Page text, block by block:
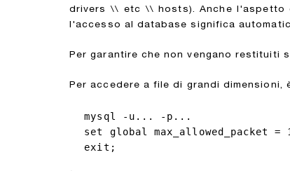
drivers \\ etc \\ hosts). Anche l'aspetto
l'accesso al database significa
Per garantire che non vengano restituiti
Per accedere a file di grandi dimensioni,
mysql -u... -p...
set global max_allowed_packet =
exit;